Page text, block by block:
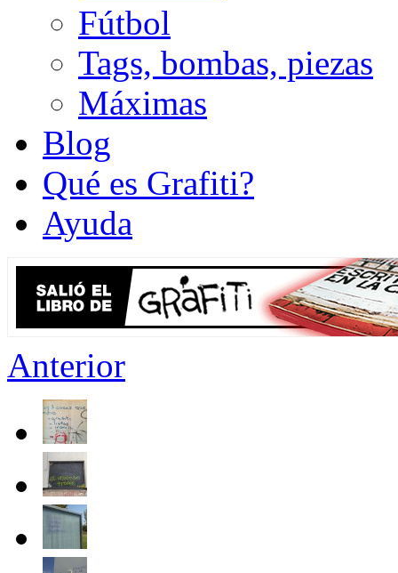
Fútbol
Tags, bombas, piezas
Máximas
Blog
Qué es Grafiti?
Ayuda
Anterior